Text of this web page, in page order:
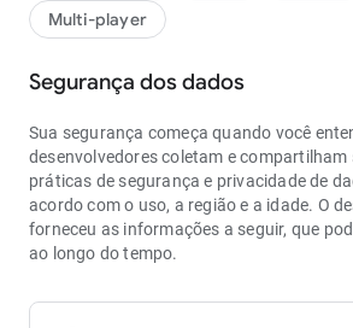
Multi-player
Segurança dos dados
Sua segurança começa quando você
desenvolvedores coletam e compartilham
práticas de segurança e privacidade de
acordo com o uso, a região e a idade. O
forneceu as informações a seguir, que
ao longo do tempo.